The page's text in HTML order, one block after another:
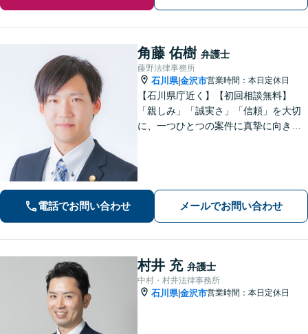
角藤 佑樹 弁護士
藤野法律事務所
石川県|金沢市営業時間：本日定休日
【石川県庁近く】【初回相談無料】
「親しみ」「誠実さ」「信頼」を大切
に、一つひとつの案件に真摯に向き合
電話でお問い合わせ メールでお問い合わせ
村井 充 弁護士
中村・村井法律事務所
石川県|金沢市営業時間：本日定休日